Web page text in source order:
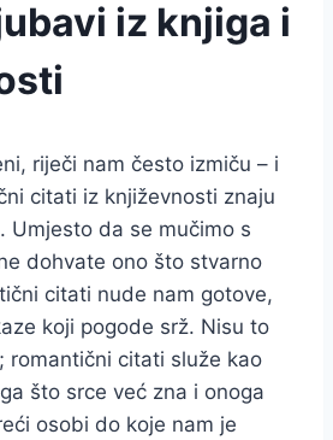
iz knjiga i
riječi nam često izmiču – i
citati iz književnosti znaju
Umjesto da se mučimo s
dohvate ono što stvarno
citati nude nam gotove,
koji pogode srž. Nisu to
romantični citati služe kao
što srce već zna i onoga
osobi do koje nam je